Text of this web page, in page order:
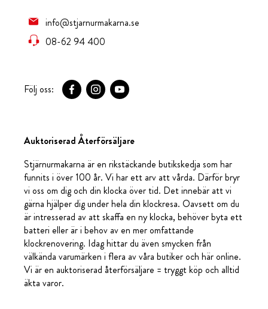
info@stjarnurmakarna.se
08-62 94 400
Följ oss:
Auktoriserad Återförsäljare
Stjärnurmakarna är en rikstäckande butikskedja som har
funnits i över 100 år. Vi har ett arv att vårda. Därför bryr
vi oss om dig och din klocka över tid. Det innebär att vi
gärna hjälper dig under hela din klockresa. Oavsett om du
är intresserad av att skaffa en ny klocka, behöver byta ett
batteri eller är i behov av en mer omfattande
klockrenovering. Idag hittar du även smycken från
välkända varumärken i flera av våra butiker och här online.
Vi är en auktoriserad återförsäljare = tryggt köp och alltid
äkta varor.